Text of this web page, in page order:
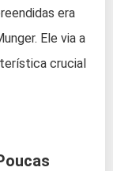
era
Ele via a
crucial